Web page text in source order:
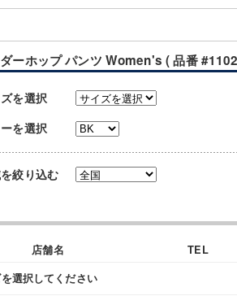
ーホップ パンツ Women's ( 品番
を選択
を選択
絞り込む
店舗名
TEL
選択してください